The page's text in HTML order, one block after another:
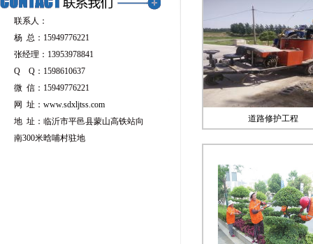
联系人：
杨 总：15949776221
张经理：13953978841
Q Q：1598610637
微 信：15949776221
网 址： www.sdxljtss.com
地 址：临沂市平邑县蒙山高铁站向
南300米晗哺村驻地
道路修护工程